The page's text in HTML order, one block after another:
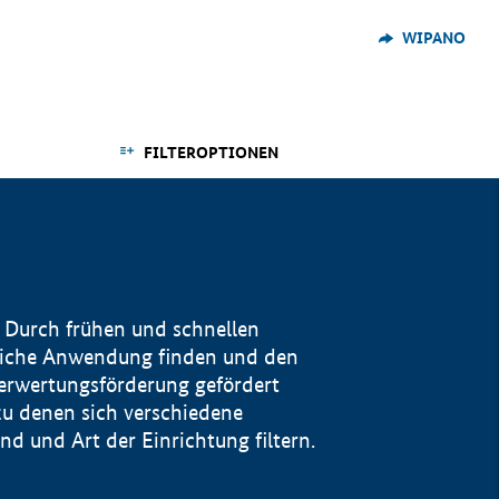
WIPANO
FILTEROPTIONEN
frühen und schnellen
Anwendung finden und den
gefördert
denen sich verschiedene
und Art der Einrichtung filtern.